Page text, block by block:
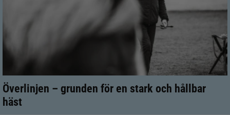
Överlinjen – grunden för en stark och hållbar
häst